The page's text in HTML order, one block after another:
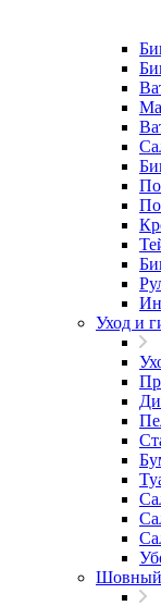
Уход и
Шовный